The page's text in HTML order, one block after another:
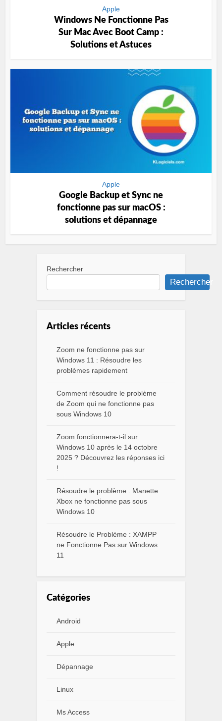
Apple
Windows Ne Fonctionne Pas
Sur Mac Avec Boot Camp :
Solutions et Astuces
Apple
Google Backup et Sync ne
fonctionne pas sur macOS :
solutions et dépannage
Rechercher
Rechercher
Articles récents
Zoom ne fonctionne pas sur
Windows 11 : Résoudre les
problèmes rapidement
Comment résoudre le problème
de Zoom qui ne fonctionne pas
sous Windows 10
Zoom fonctionnera-t-il sur
Windows 10 après le 14 octobre
2025 ? Découvrez les réponses ici
!
Résoudre le problème : Manette
Xbox ne fonctionne pas sous
Windows 10
Résoudre le Problème : XAMPP
ne Fonctionne Pas sur Windows
11
Catégories
Android
Apple
Dépannage
Linux
Ms Access